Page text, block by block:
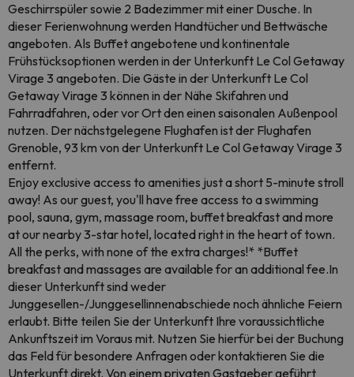
Geschirrspüler sowie 2 Badezimmer mit einer Dusche. In
dieser Ferienwohnung werden Handtücher und Bettwäsche
angeboten. Als Buffet angebotene und kontinentale
Frühstücksoptionen werden in der Unterkunft Le Col Getaway
Virage 3 angeboten. Die Gäste in der Unterkunft Le Col
Getaway Virage 3 können in der Nähe Skifahren und
Fahrradfahren, oder vor Ort den einen saisonalen Außenpool
nutzen. Der nächstgelegene Flughafen ist der Flughafen
Grenoble, 93 km von der Unterkunft Le Col Getaway Virage 3
entfernt.
Enjoy exclusive access to amenities just a short 5-minute stroll
away! As our guest, you'll have free access to a swimming
pool, sauna, gym, massage room, buffet breakfast and more
at our nearby 3-star hotel, located right in the heart of town.
All the perks, with none of the extra charges!* *Buffet
breakfast and massages are available for an additional fee.In
dieser Unterkunft sind weder
Junggesellen-/Junggesellinnenabschiede noch ähnliche Feiern
erlaubt. Bitte teilen Sie der Unterkunft Ihre voraussichtliche
Ankunftszeit im Voraus mit. Nutzen Sie hierfür bei der Buchung
das Feld für besondere Anfragen oder kontaktieren Sie die
Unterkunft direkt. Von einem privaten Gastgeber geführt